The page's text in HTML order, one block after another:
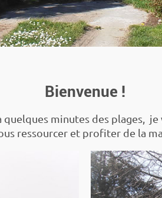
Bienvenue !
quelques minutes des plages,
ressourcer et profiter de la